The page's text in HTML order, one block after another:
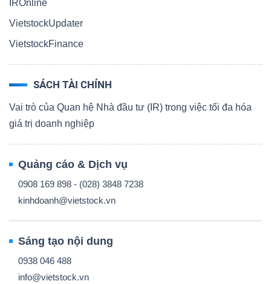
IROnline
VietstockUpdater
VietstockFinance
SÁCH TÀI CHÍNH
Vai trò của Quan hệ Nhà đầu tư (IR) trong việc tối đa hóa
giá trị doanh nghiệp
Quảng cáo & Dịch vụ
0908 169 898 - (028) 3848 7238
kinhdoanh@vietstock.vn
Sáng tạo nội dung
0938 046 488
info@vietstock.vn